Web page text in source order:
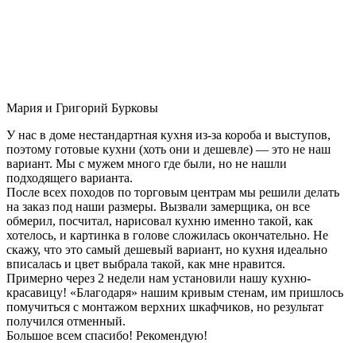
Мария и Григорий Бурковы
У нас в доме нестандартная кухня из-за короба и выступов,
поэтому готовые кухни (хоть они и дешевле) — это не наш
вариант. Мы с мужем много где были, но не нашли
подходящего варианта.
После всех походов по торговым центрам мы решили делать
на заказ под наши размеры. Вызвали замерщика, он все
обмерил, посчитал, нарисовал кухню именно такой, как
хотелось, и картинка в голове сложилась окончательно. Не
скажу, что это самый дешевый вариант, но кухня идеально
вписалась и цвет выбрала такой, как мне нравится.
Примерно через 2 недели нам установили нашу кухню-
красавицу! «Благодаря» нашим кривым стенам, им пришлось
помучиться с монтажом верхних шкафчиков, но результат
получился отменный.
Большое всем спасибо! Рекомендую!